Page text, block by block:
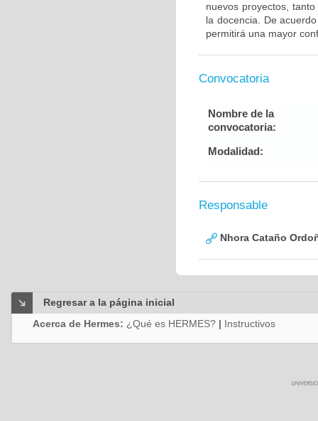
nuevos proyectos,
la docencia. De
permitirá una mayor
Convocatoria
Nombre de la
convocatoria:
Modalidad:
Responsable
Nhora Cataño
Regresar a la página inicial
Acerca de Hermes: ¿Qué es HERMES? | Instructivos